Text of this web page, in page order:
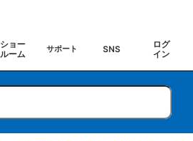
ショー
ルーム
サポート SNS
ログ
イン